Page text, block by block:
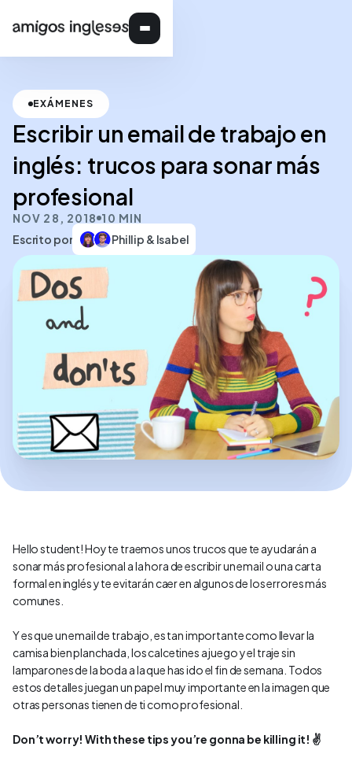
EXÁMENES
Escribir un email de trabajo en
inglés: trucos para sonar más
profesional
NOV 28, 2018 10 MIN
Escrito por
Phillip & Isabel
Hello student! Hoy te traemos unos trucos que te ayudarán a
sonar más profesional a la hora de escribir un email o una carta
formal en inglés y te evitarán caer en algunos de los errores más
comunes.
Y es que un email de trabajo, es tan importante como llevar la
camisa bien planchada, los calcetines a juego y el traje sin
lamparones de la boda a la que has ido el fin de semana. Todos
estos detalles juegan un papel muy importante en la imagen que
otras personas tienen de ti como profesional.
Don’t worry! With these tips you’re gonna be killing it! ✌️